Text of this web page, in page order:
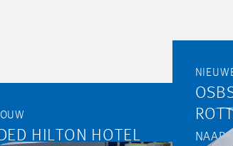
HILTON HOTEL
NAAR